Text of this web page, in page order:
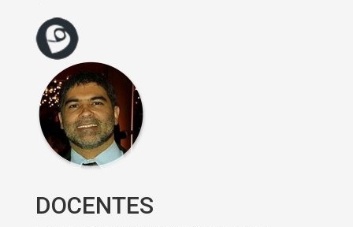
DOCENTES